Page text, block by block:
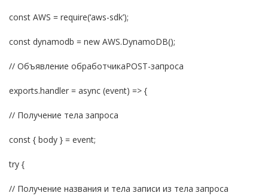
const AWS = require(‘aws-sdk’);
const dynamodb = new AWS.DynamoDB();
// Объявление обработчикаPOST-запроса
exports.handler = async (event) => {
// Получение тела запроса
const { body } = event;
try {
// Получение названия и тела записи из тела запроса